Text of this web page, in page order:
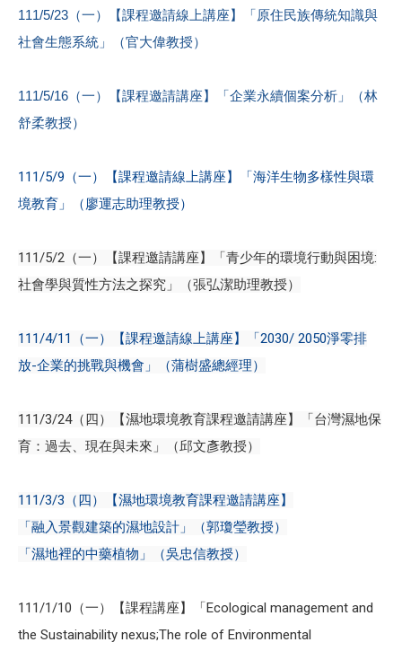
111/5/23（一）【課程邀請線上講座】「原住民族傳統知識與
社會生態系統」（官大偉教授）
111/5/16（一）【課程邀請講座】「企業永續個案分析」（林
舒柔教授）
111/5/9（一）【課程邀請線上講座】「海洋生物多樣性與環
境教育」（廖運志助理教授）
111/5/2（一）【課程邀請講座】「青少年的環境行動與困境:
社會學與質性方法之探究」（張弘潔助理教授）
111/4/11（一）【課程邀請線上講座】「2030/ 2050淨零排
放-企業的挑戰與機會」（蒲樹盛總經理）
111/3/24（四）【濕地環境教育課程邀請講座】「台灣濕地保
育：過去、現在與未來」（邱文彥教授）
111/3/3（四）【濕地環境教育課程邀請講座】
「融入景觀建築的濕地設計」（郭瓊瑩教授）
「濕地裡的中藥植物」（吳忠信教授）
111/1/10（一）【課程講座】「Ecological management and
the Sustainability nexus;The role of Environmental